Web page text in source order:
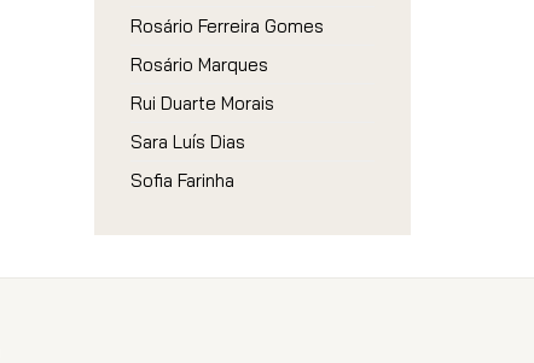
Rosário Ferreira Gomes
Rosário Marques
Rui Duarte Morais
Sara Luís Dias
Sofia Farinha